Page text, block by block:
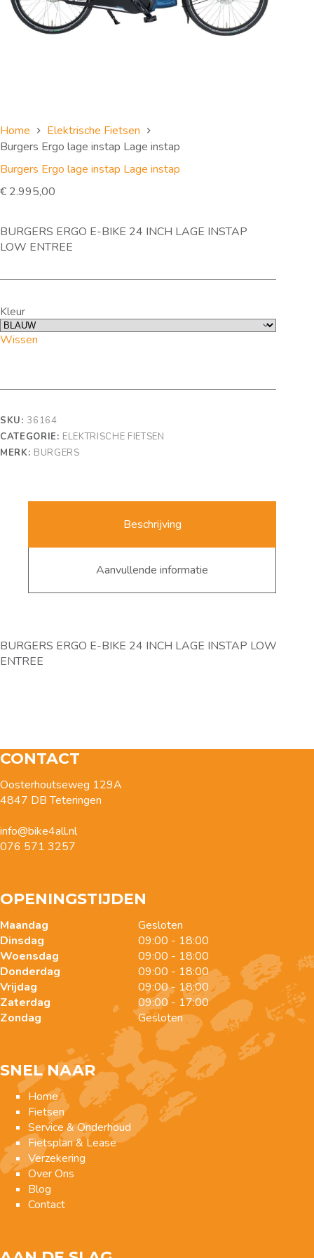
Home
Elektrische Fietsen
Burgers Ergo lage instap Lage instap
Burgers Ergo lage instap Lage instap
€ 2.995,00
BURGERS ERGO E-BIKE 24 INCH LAGE INSTAP
LOW ENTREE
Kleur
Wissen
SKU: 36164
CATEGORIE: ELEKTRISCHE FIETSEN
MERK: BURGERS
Beschrijving
Aanvullende informatie
BURGERS ERGO E-BIKE 24 INCH LAGE INSTAP LOW
ENTREE
CONTACT
Oosterhoutseweg 129A
4847 DB Teteringen
info@bike4all.nl
076 571 3257
OPENINGSTIJDEN
Maandag
Dinsdag
Woensdag
Donderdag
Vrijdag
Zaterdag
Zondag
Gesloten
09:00 - 18:00
09:00 - 18:00
09:00 - 18:00
09:00 - 18:00
09:00 - 17:00
Gesloten
SNEL NAAR
Home
Fietsen
Service & Onderhoud
Fietsplan & Lease
Verzekering
Over Ons
Blog
Contact